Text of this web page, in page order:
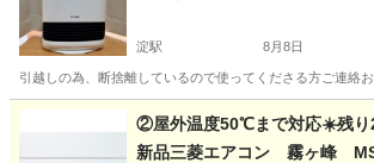
淀駅 8月8日
引越しの為、断捨離しているので使ってくださる方ご連絡
京都 京都市 淀駅 季節、空調家電
②屋外温度50℃まで対応☀️残
新品三菱エアコン 霧ヶ峰